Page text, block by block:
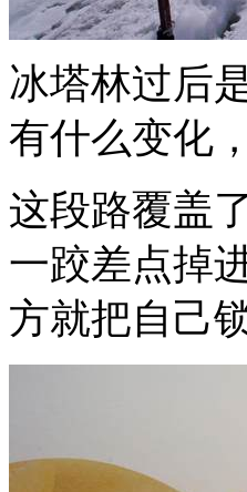
冰塔林过后
有什么变化
这段路覆盖
一跤差点掉
方就把自己